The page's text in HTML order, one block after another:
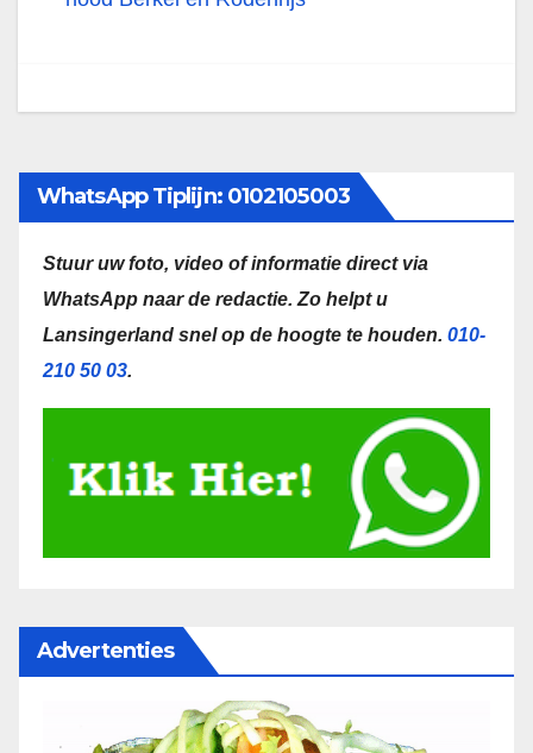
WhatsApp Tiplijn: 0102105003
Stuur uw foto, video of informatie direct via
WhatsApp naar de redactie. Zo helpt u
Lansingerland snel op de hoogte te houden. 010-
210 50 03.
Advertenties